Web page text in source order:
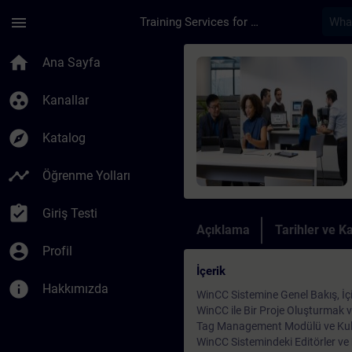
menu Training Services for Digital Industries
home Ana Sayfa
group_work Kanallar
explore Katalog
timeline Öğrenme Yolları
assignment_turned_in Giriş Testi
account_circle Profil
info Hakkımızda
Kurs - SIMATIC
Açıklama Tarihler ve
İçerik
WinCC Sistemine Genel Bakış,
WinCC ile Bir Proje Oluşturmak
Tag Management Modülü ve
WinCC Sistemindeki Editörler ve